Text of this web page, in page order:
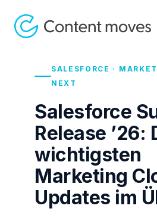
SALESFORCE ·
NEXT
Salesforce
Release ’26:
wichtigsten
Marketing
Updates im